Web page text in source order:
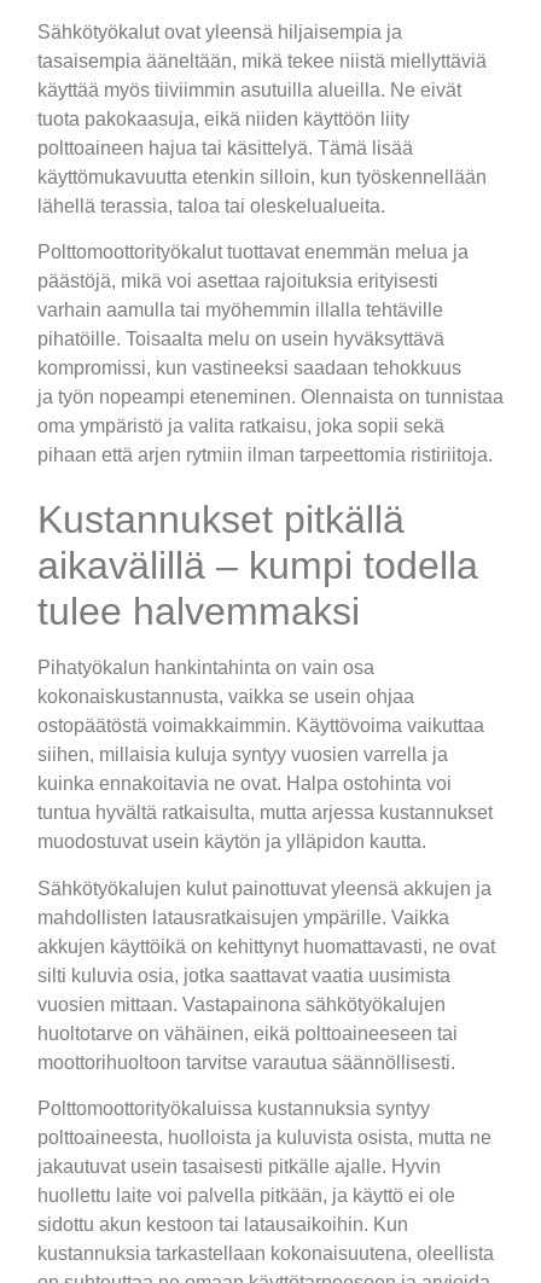
Sähkötyökalut ovat yleensä hiljaisempia ja
tasaisempia ääneltään, mikä tekee niistä miellyttäviä
käyttää myös tiiviimmin asutuilla alueilla. Ne eivät
tuota pakokaasuja, eikä niiden käyttöön liity
polttoaineen hajua tai käsittelyä. Tämä lisää
käyttömukavuutta etenkin silloin, kun työskennellään
lähellä terassia, taloa tai oleskelualueita.
Polttomoottorityökalut tuottavat enemmän melua ja
päästöjä, mikä voi asettaa rajoituksia erityisesti
varhain aamulla tai myöhemmin illalla tehtäville
pihatöille. Toisaalta melu on usein hyväksyttävä
kompromissi, kun vastineeksi saadaan tehokkuus
ja työn nopeampi eteneminen. Olennaista on tunnistaa
oma ympäristö ja valita ratkaisu, joka sopii sekä
pihaan että arjen rytmiin ilman tarpeettomia ristiriitoja.
Kustannukset pitkällä
aikavälillä – kumpi todella
tulee halvemmaksi
Pihatyökalun hankintahinta on vain osa
kokonaiskustannusta, vaikka se usein ohjaa
ostopäätöstä voimakkaimmin. Käyttövoima vaikuttaa
siihen, millaisia kuluja syntyy vuosien varrella ja
kuinka ennakoitavia ne ovat. Halpa ostohinta voi
tuntua hyvältä ratkaisulta, mutta arjessa kustannukset
muodostuvat usein käytön ja ylläpidon kautta.
Sähkötyökalujen kulut painottuvat yleensä akkujen ja
mahdollisten latausratkaisujen ympärille. Vaikka
akkujen käyttöikä on kehittynyt huomattavasti, ne ovat
silti kuluvia osia, jotka saattavat vaatia uusimista
vuosien mittaan. Vastapainona sähkötyökalujen
huoltotarve on vähäinen, eikä polttoaineeseen tai
moottorihuoltoon tarvitse varautua säännöllisesti.
Polttomoottorityökaluissa kustannuksia syntyy
polttoaineesta, huolloista ja kuluvista osista, mutta ne
jakautuvat usein tasaisesti pitkälle ajalle. Hyvin
huollettu laite voi palvella pitkään, ja käyttö ei ole
sidottu akun kestoon tai latausaikoihin. Kun
kustannuksia tarkastellaan kokonaisuutena, oleellista